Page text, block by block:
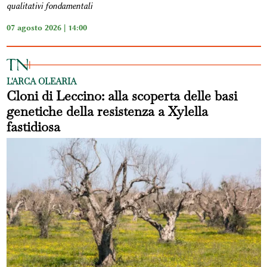
qualitativi fondamentali
07 agosto 2026 | 14:00
L'ARCA OLEARIA
Cloni di Leccino: alla scoperta delle basi
genetiche della resistenza a Xylella
fastidiosa